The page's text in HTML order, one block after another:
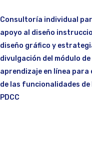
Consultoría individual
apoyo al diseño
diseño gráfico y
divulgación del módulo de
aprendizaje en línea para
de las funcionalidades de
PDCC